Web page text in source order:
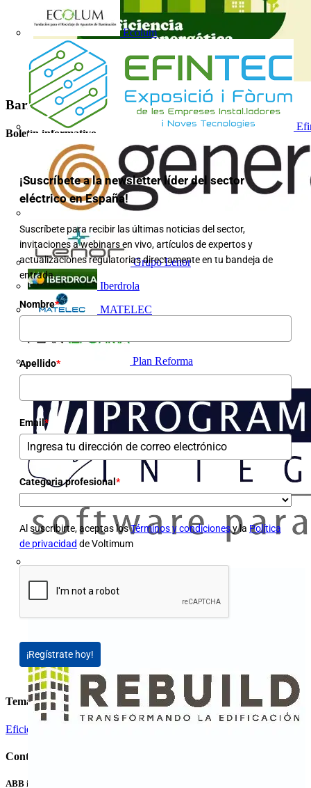
Ecolum
Grupo Lenor
Iberdrola
MATELEC
Plan Reforma
Barra lateral
Boletín informativo
¡Suscríbete a la newsletter líder del sector
eléctrico en España!
Suscríbete para recibir las últimas noticias del sector,
invitaciones a webinars en vivo, artículos de expertos y
actualizaciones regulatorias directamente en tu bandeja de
entrada.
Nombre*
Apellido*
Email*
Categoria profesional *
Al suscribirte, aceptas losTérminos y condicionesy la Política
de privacidad de Voltimum
¡Regístrate hoy!
Temas
Eficiencia Energética y Medio ambiente
Contenidos relacionados
ABB invierte en LevelTen Energy para contribuir al suministro de energía